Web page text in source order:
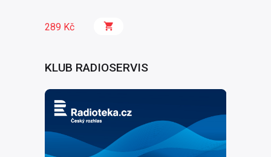
289 Kč
KLUB RADIOSERVIS